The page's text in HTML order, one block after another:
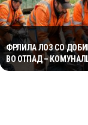
ФРЛИЛА ЛОЗ СО
ВО ОТПАД –
ЗА ДА ГО ПРОНАЈДАТ